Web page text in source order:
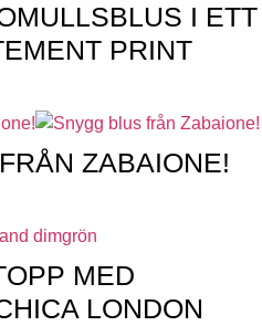
I ETT
PRINT
ZABAIONE!
MED
LONDON